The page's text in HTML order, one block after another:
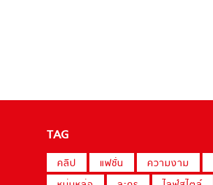
TAG
คลิป แฟชั่น ความงาม